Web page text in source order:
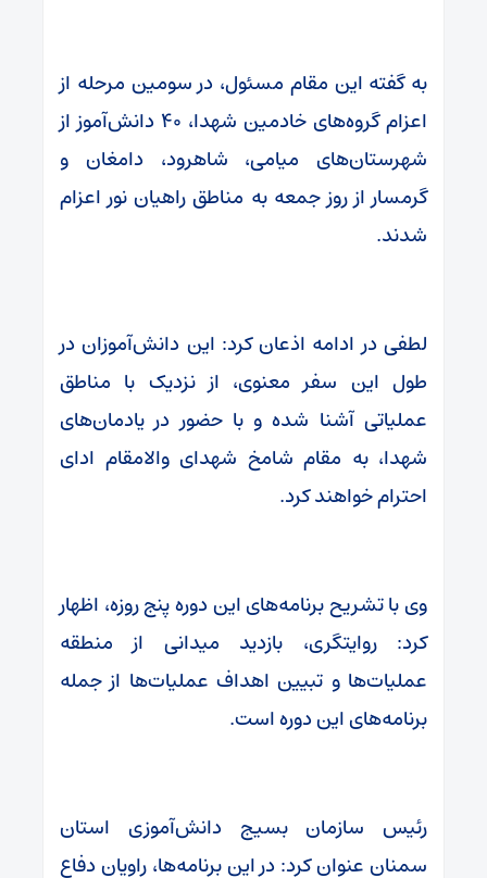
به گفته این مقام مسئول، در سومین مرحله از
اعزام گروه‌های خادمین شهدا، ۴۰ دانش‌آموز از
شهرستان‌های میامی، شاهرود، دامغان و
گرمسار از روز جمعه به مناطق راهیان نور اعزام
شدند.
لطفی در ادامه اذعان کرد: این دانش‌آموزان در
طول این سفر معنوی، از نزدیک با مناطق
عملیاتی آشنا شده و با حضور در یادمان‌های
شهدا، به مقام شامخ شهدای والامقام ادای
احترام خواهند کرد.
وی با تشریح برنامه‌های این دوره پنج روزه، اظهار
کرد: روایتگری، بازدید میدانی از منطقه
عملیات‌ها و تبیین اهداف عملیات‌ها از جمله
برنامه‌های این دوره است.
رئیس سازمان بسیج دانش‌آموزی استان
سمنان عنوان کرد: در این برنامه‌ها، راویان دفاع